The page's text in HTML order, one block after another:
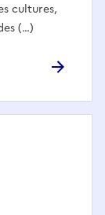
cultures,
(…)